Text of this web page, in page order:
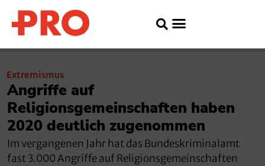
Extremismus
Angriffe auf
Religionsgemeinschaften haben
2020 deutlich zugenommen
Im vergangenen Jahr hat das Bundeskriminalamt
fast 3.000 Angriffe auf Religionsgemeinschaften